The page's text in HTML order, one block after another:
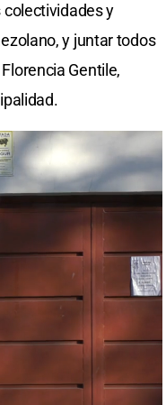
colectividades y
y juntar todos
Gentile,